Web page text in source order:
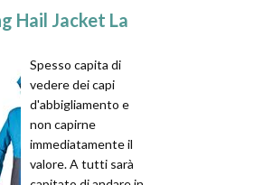
Hail Jacket La
Spesso capita di
vedere dei capi
d'abbigliamento e
non capirne
immediatamente il
valore. A tutti sarà